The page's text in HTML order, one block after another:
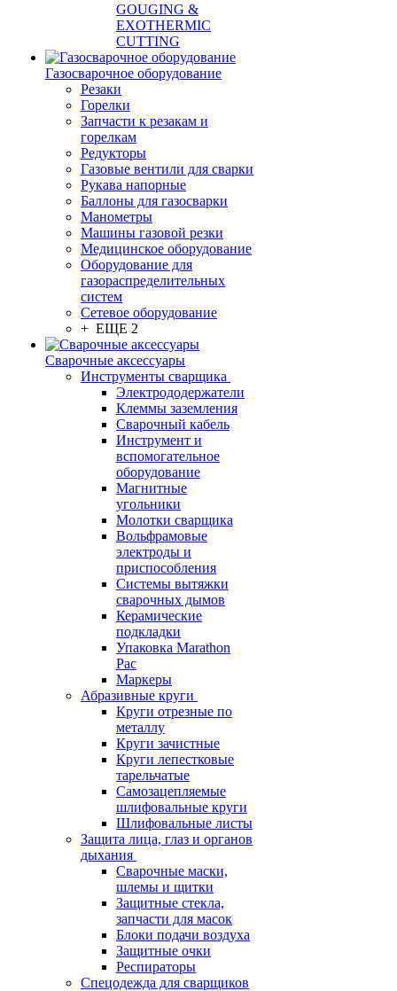
GOUGING &
EXOTHERMIC
CUTTING
Газосварочное оборудование
Резаки
Горелки
Запчасти к резакам и
горелкам
Редукторы
Газовые вентили для сварки
Рукава напорные
Баллоны для газосварки
Манометры
Машины газовой резки
Медицинское оборудование
Оборудование для
газораспределительных
систем
Сетевое оборудование
+ ЕЩЕ 2
Сварочные аксессуары
Инструменты сварщика
Электрододержатели
Клеммы заземления
Сварочный кабель
Инструмент и
вспомогательное
оборудование
Магнитные
угольники
Молотки сварщика
Вольфрамовые
электроды и
приспособления
Системы вытяжки
сварочных дымов
Керамические
подкладки
Упаковка Marathon
Pac
Маркеры
Абразивные круги
Круги отрезные по
металлу
Круги зачистные
Круги лепестковые
тарельчатые
Самозацепляемые
шлифовальные круги
Шлифовальные листы
Защита лица, глаз и органов
дыхания
Сварочные маски,
шлемы и щитки
Защитные стекла,
запчасти для масок
Блоки подачи воздуха
Защитные очки
Респираторы
Спецодежда для сварщиков